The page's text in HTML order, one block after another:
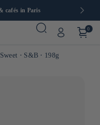
cafés in Paris
0
⋅ S&B ⋅ 198g